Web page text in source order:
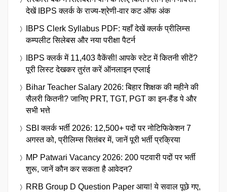
देखें IBPS क्लर्क के राज्य-श्रेणी-वार कट ऑफ अंक
IBPS Clerk Syllabus PDF: यहाँ देखें क्लर्क प्रीलिम्स
कम्पलीट सिलेबस और नया परीक्षा पैटर्न
IBPS क्लर्क में 11,403 वैकेंसी! आपके स्टेट में कितनी सीटें?
पूरी लिस्ट देखकर तुरंत करें ऑनलाइन एप्लाई
Bihar Teacher Salary 2026: बिहार शिक्षक की महीने की
सैलरी कितनी? जानिए PRT, TGT, PGT का इन-हैंड पे और
सभी भत्ते
SBI क्लर्क भर्ती 2026: 12,500+ पदों पर नोटिफिकेशन 7
अगस्त को, प्रीलिम्स सितंबर में, जानें पूरी भर्ती प्रक्रिया
MP Patwari Vacancy 2026: 200 पटवारी पदों पर भर्ती
शुरू, जानें कौन कर सकता है आवेदन?
RRB Group D Question Paper आया! ये सवाल पूछे गए,